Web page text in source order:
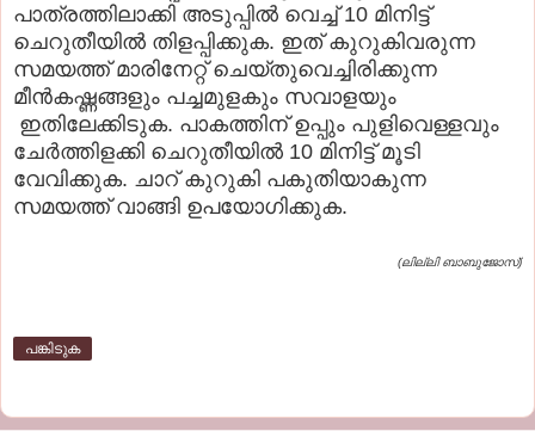
പാത്രത്തിലാക്കി അടുപ്പില്‍ വെച്ച് 10 മിനിട്ട്
ചെറുതീയില്‍ തിളപ്പിക്കുക. ഇത് കുറുകിവരുന്ന
സമയത്ത് മാരിനേറ്റ് ചെയ്തുവെച്ചിരിക്കുന്ന
മീന്‍കഷ്ണങ്ങളും പച്ചമുളകും സവാളയും
ഇതിലേക്കിടുക. പാകത്തിന് ഉപ്പും പുളിവെള്ളവും
ചേര്‍ത്തിളക്കി ചെറുതീയില്‍ 10 മിനിട്ട് മൂടി
വേവിക്കുക. ചാറ് കുറുകി പകുതിയാകുന്ന
സമയത്ത് വാങ്ങി ഉപയോഗിക്കുക.
(ലില്ലി ബാബുജോസ്)
പങ്കിടുക